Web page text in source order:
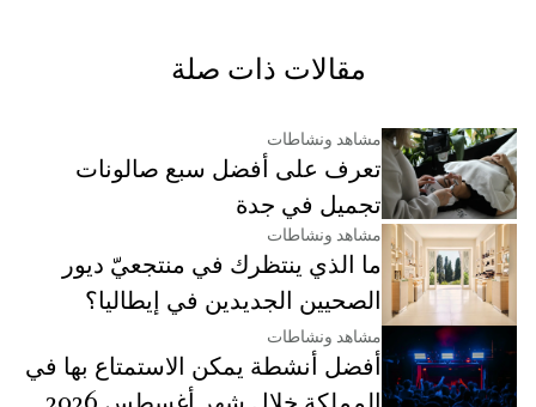
مقالات ذات صلة
مشاهد ونشاطات
تعرف على أفضل سبع صالونات
تجميل في جدة
مشاهد ونشاطات
ما الذي ينتظرك في منتجعيّ ديور
الصحيين الجديدين في إيطاليا؟
مشاهد ونشاطات
أفضل أنشطة يمكن الاستمتاع بها في